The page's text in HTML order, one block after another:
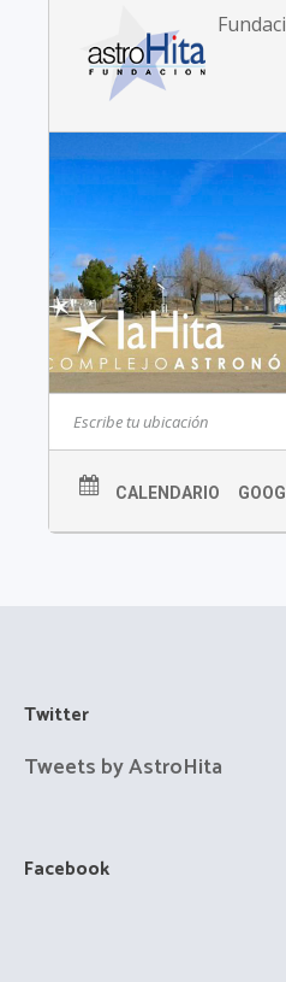
CALENDARIO
Twitter
Tweets by AstroHita
Facebook